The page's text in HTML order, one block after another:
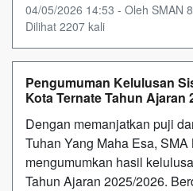
04/05/2026 14:53 - Oleh SMAN
Dilihat 2207 kali
Pengumuman Kelulusan
Kota Ternate Tahun Ajaran
Dengan memanjatkan puji
Tuhan Yang Maha Esa,
mengumumkan hasil
Tahun Ajaran 2025/2026.